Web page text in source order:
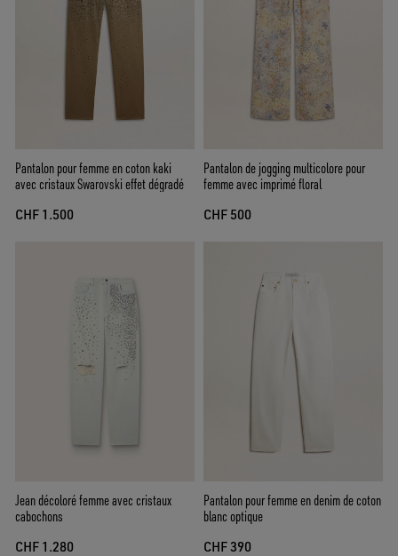
Pantalon pour femme en coton kaki
avec cristaux Swarovski effet dégradé
CHF 1.500
Pantalon de jogging multicolore pour
femme avec imprimé floral
CHF 500
Jean décoloré femme avec cristaux
cabochons
CHF 1.280
Pantalon pour femme en denim de coton
blanc optique
CHF 390